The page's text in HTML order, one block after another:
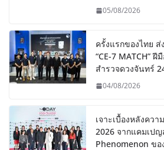
05/08/2026
ครั้งแรกของไทย
“CE-7 MATCH”
สำรวจดวงจันทร์
04/08/2026
เจาะเบื้องหลังคว
2026 จากแคมเป
Phenomenon ขอ